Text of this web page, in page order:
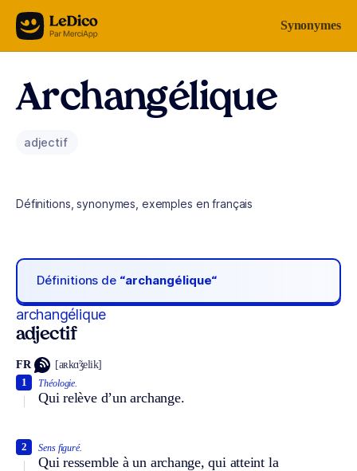
Aller au contenu Synonymes
Archangélique
adjectif
Définitions, synonymes, exemples en français
Définitions de “archangélique“
archangélique
adjectif
FR [aʀkɑ̃ʒelik]
Théologie.
Qui relève d’un archange.
1
Sens figuré.
Qui ressemble à un archange, qui atteint la
2